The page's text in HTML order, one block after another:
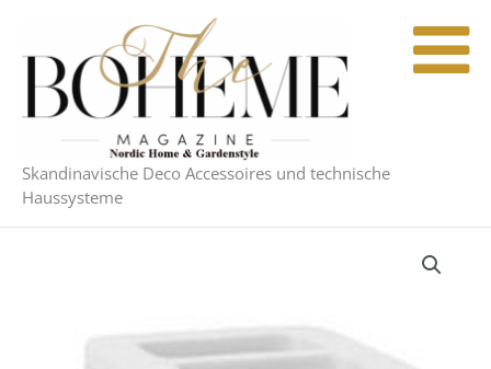
springen
Skandinavische Deco Accessoires und technische
Haussysteme